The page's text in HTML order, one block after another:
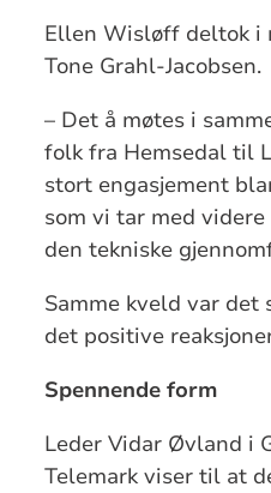
Ellen Wisløff deltok i
Tone Grahl-Jacobsen.
– Det å møtes i
folk fra Hemsedal til
stort engasjement
som vi tar med
den tekniske
Samme kveld var det
det positive
Spennende form
Leder Vidar Øvland i
Telemark viser til at